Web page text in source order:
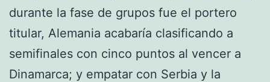
durante la fase de grupos fue el portero
titular, Alemania acabaría clasificando a
semifinales con cinco puntos al vencer a
Dinamarca; y empatar con Serbia y la